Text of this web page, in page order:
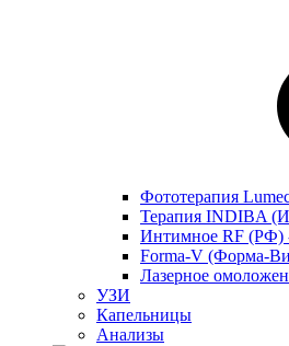
Фототерапия
Терапия INDIBA
Интимное RF (РФ)
Forma-V (Форма-
Лазерное
УЗИ
Капельницы
Анализы